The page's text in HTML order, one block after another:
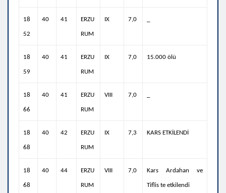
18
52
40 41 ERZU
RUM
IX 7,0
18
59
40 41 ERZU
RUM
IX 7,0 15.000 ölü
18
66
40 41 ERZU
RUM
VIII 7,0
18
68
40 42 ERZU
RUM
IX 7,3 KARS ETKİLENDİ
18
68
40 44 ERZU
RUM
VIII 7,0 Kars Ardahan ve
Tiflis te etkilendi